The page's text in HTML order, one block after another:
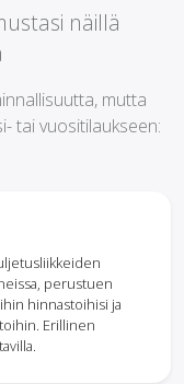
näillä
mutta
tai vuositilaukseen:
perustuen
hinnastoihisi ja
Erillinen